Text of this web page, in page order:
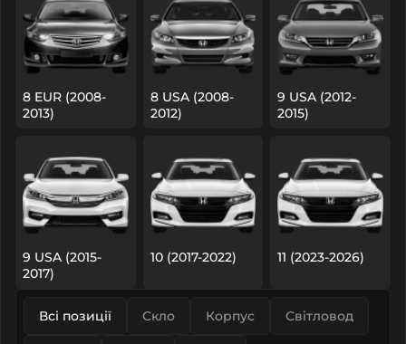
8 EUR (2008-
2013)
8 USA (2008-
2012)
9 USA (2012-
2015)
9 USA (2015-
2017)
10 (2017-2022) 11 (2023-2026)
Всі позиції Скло Корпус Світловод